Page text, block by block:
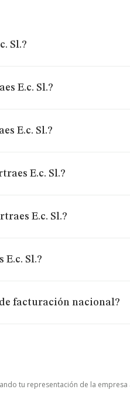
Sl.?
E.c. Sl.?
E.c. Sl.?
E.c. Sl.?
E.c. Sl.?
E.c. Sl.?
facturación nacional?
tu representación de la empresa